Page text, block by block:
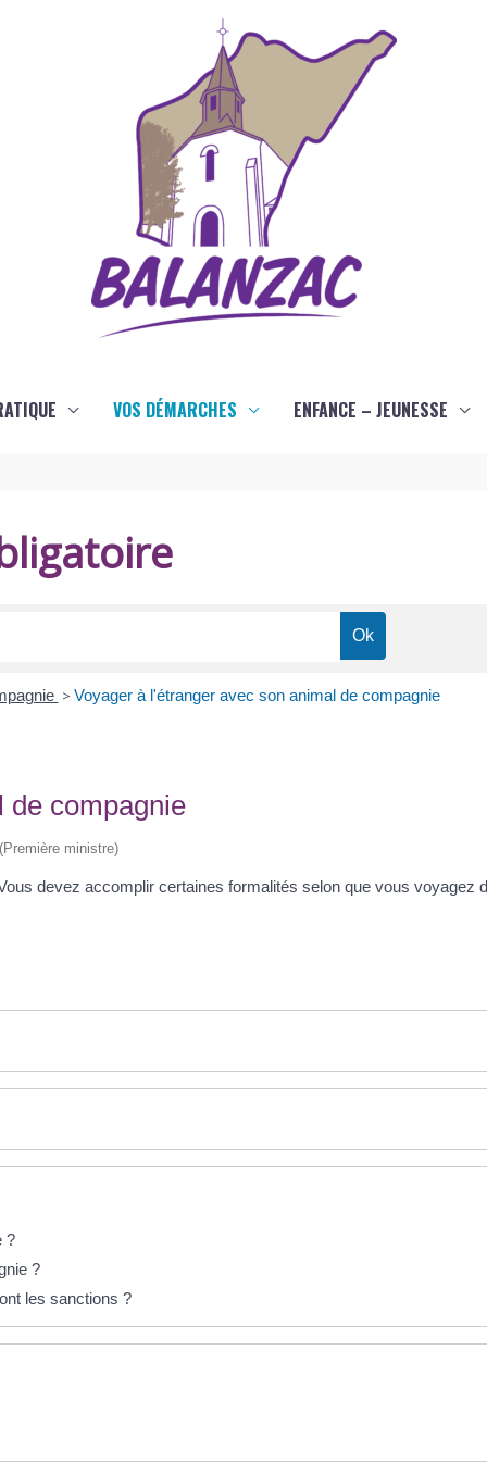
VOS DÉMARCHES ENFANCE – JEUNESSE
> Voyager à l'étranger avec son animal de compagnie
de compagnie
ministre)
devez accomplir certaines formalités selon que vous voyagez
?
?
les sanctions ?